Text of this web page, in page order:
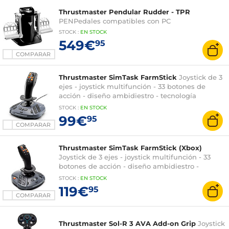
COMPARAR
Thrustmaster Pendular Rudder - TPR
PENPedales compatibles con PC
STOCK : EN STOCK
549€95
COMPARAR
Thrustmaster SimTask FarmStick Joystick de 3
ejes - joystick multifunción - 33 botones de
acción - diseño ambidiestro - tecnología
H.E.A.R.T.
STOCK : EN STOCK
99€95
COMPARAR
Thrustmaster SimTask FarmStick (Xbox)
Joystick de 3 ejes - joystick multifunción - 33
botones de acción - diseño ambidiestro -
tecnología H.E.A.R.T. - Compatible con PC y Xbox
STOCK : EN STOCK
119€95
Thrustmaster Sol-R 3 AVA Add-on Grip Joystick